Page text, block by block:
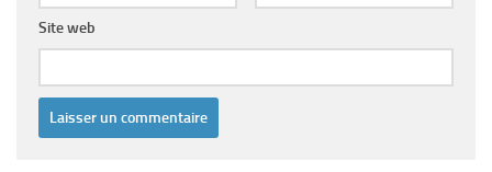
Site web